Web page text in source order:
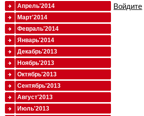
Войдите
Апрель'2014
Март'2014
Февраль'2014
Январь'2014
Декабрь'2013
Ноябрь'2013
Октябрь'2013
Сентябрь'2013
Август'2013
Июль'2013